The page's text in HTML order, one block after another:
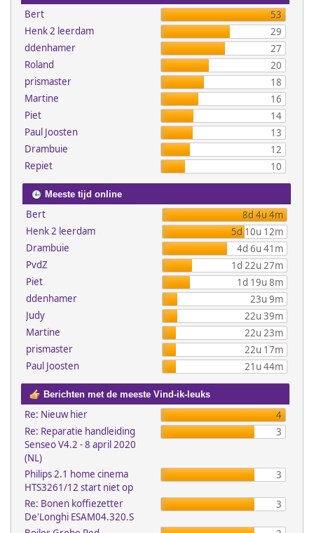
Bert
53
Henk 2 leerdam
29
ddenhamer
27
Roland
20
prismaster
18
Martine
16
Piet
14
Paul Joosten
13
Drambuie
12
Repiet
10
Meeste tijd online
Bert
8d 4u 4m
Henk 2 leerdam
5d 10u 12m
Drambuie
4d 6u 41m
PvdZ
1d 22u 27m
Piet
1d 19u 8m
ddenhamer
23u 9m
Judy
22u 39m
Martine
22u 23m
prismaster
22u 17m
Paul Joosten
21u 44m
Berichten met de meeste Vind-ik-leuks
Re: Nieuw hier
4
Re: Reparatie handleiding
Senseo V4.2 - 8 april 2020
(NL)
3
Philips 2.1 home cinema
HTS3261/12 start niet op
3
Re: Bonen koffiezetter
De'Longhi ESAM04.320.S
3